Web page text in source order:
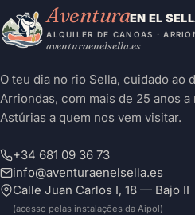
AventuraEN EL
ALQUILER DE CANOAS ·
aventuraenelsella.es
O teu dia no rio Sella, cuidado ao
Arriondas, com mais de 25 anos a
Astúrias a quem nos vem visitar.
+34 681 09 36 73
info@aventuraenelsella.es
Calle Juan Carlos I, 18 — Bajo II
(acesso pelas instalações da Aipol)